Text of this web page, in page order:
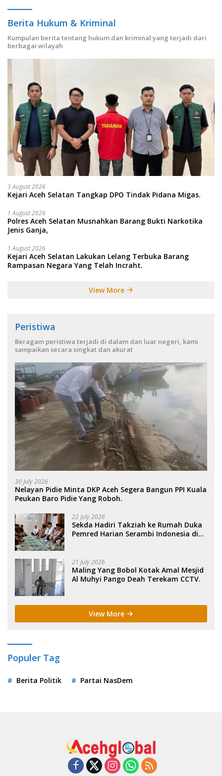
Berita Hukum & Kriminal
Kumpulan berita tentang hukum dan kriminal yang terjadi dari
berbagai wilayah
3 August 2026
Kejari Aceh Selatan Tangkap DPO Tindak Pidana Migas.
1 August 2026
Polres Aceh Selatan Musnahkan Barang Bukti Narkotika
Jenis Ganja,
1 August 2026
Kejari Aceh Selatan Lakukan Lelang Terbuka Barang
Rampasan Negara Yang Telah Incraht.
View More
Peristiwa
Beragam peristiwa terjadi di dalam dan luar negeri, kami
sampaikan secara singkat dan akurat
30 July 2026
Nelayan Pidie Minta DKP Aceh Segera Bangun PPI Kuala
Peukan Baro Pidie Yang Roboh.
22 July 2026
Sekda Hadiri Takziah ke Rumah Duka
Pemred Harian Serambi Indonesia di
21 July 2026
Maling Yang Bobol Kotak Amal Mesjid
Al Muhyi Pango Deah Terekam CCTV.
View More
Populer Tag
Berita Politik Partai NasDem